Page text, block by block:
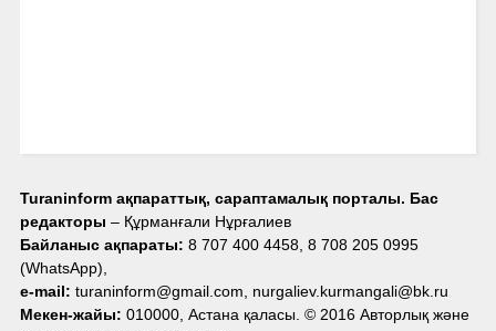
Turaninform ақпараттық, сараптамалық порталы. Бас
редакторы – Құрманғали Нұрғалиев
Байланыс ақпараты: 8 707 400 4458, 8 708 205 0995
(WhatsApp),
e-mail: turaninform@gmail.com, nurgaliev.kurmangali@bk.ru
Мекен-жайы: 010000, Астана қаласы. © 2016 Авторлық және